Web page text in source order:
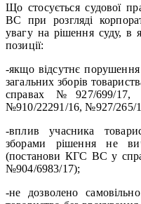
Що стосується судової
ВС при розгляді
увагу на рішення суду, в
позиції:
-якщо відсутнє
загальних зборів
справах №927/699/
№910/22291/16, №927/265/
-вплив учасника
зборами рішення не
(постанови КГС ВС у
№904/6983/17);
-не дозволено